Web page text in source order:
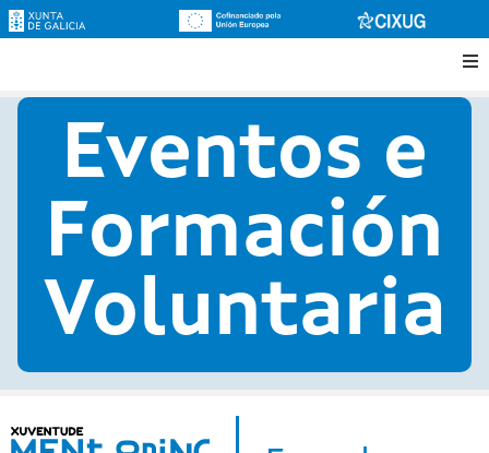
Eventos e
Formación
Voluntaria